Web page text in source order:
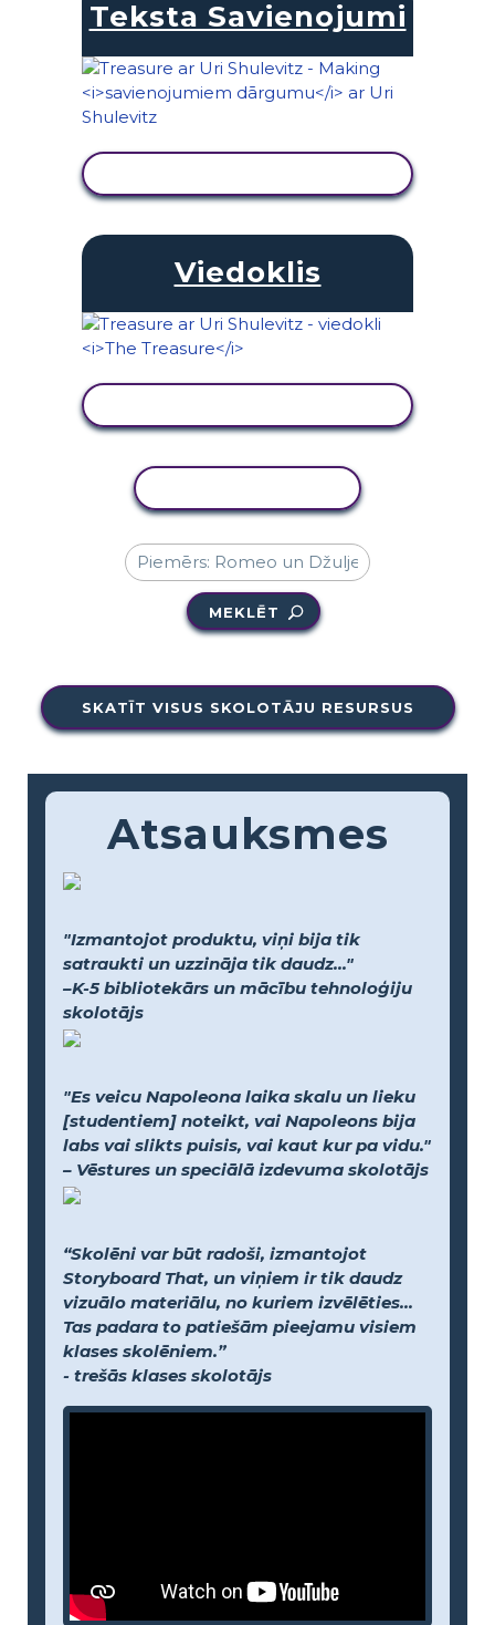
Teksta Savienojumi
Viedoklis
MEKLĒT
SKATĪT VISUS SKOLOTĀJU RESURSUS
Atsauksmes
"Izmantojot produktu, viņi bija tik
satraukti un uzzināja tik daudz..."
–K-5 bibliotekārs un mācību tehnoloģiju
skolotājs
"Es veicu Napoleona laika skalu un lieku
[studentiem] noteikt, vai Napoleons bija
labs vai slikts puisis, vai kaut kur pa vidu."
– Vēstures un speciālā izdevuma skolotājs
“Skolēni var būt radoši, izmantojot
Storyboard That, un viņiem ir tik daudz
vizuālo materiālu, no kuriem izvēlēties...
Tas padara to patiešām pieejamu visiem
klases skolēniem.”
- trešās klases skolotājs